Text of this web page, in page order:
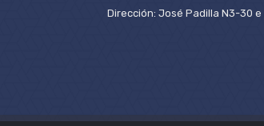
Dirección: José Padilla N3-30